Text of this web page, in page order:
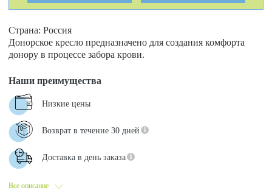
Страна: Россия
Донорское кресло предназначено для создания комфорта
донору в процессе забора крови.
Все описание
Наши преимущества
Низкие цены
Возврат в течение 30 дней
Доставка в день заказа